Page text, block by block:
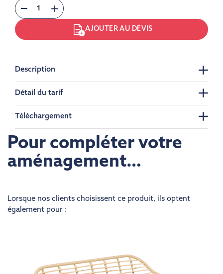
AJOUTER AU DEVIS
Description
Détail du tarif
Téléchargement
Pour compléter votre
aménagement…
Lorsque nos clients choisissent ce produit, ils optent
également pour :